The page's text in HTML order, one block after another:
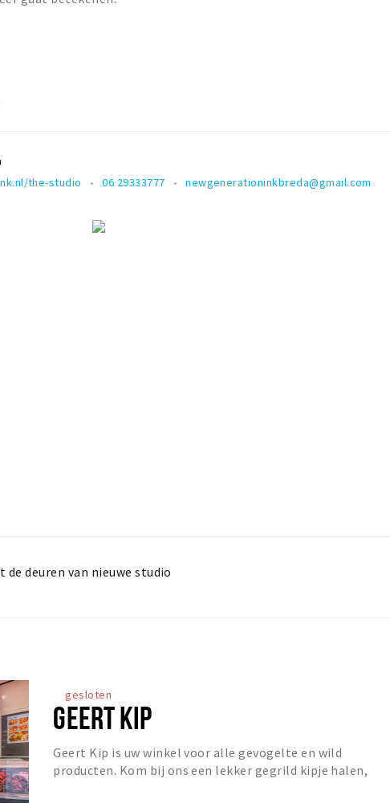
the-studio
06 29333777 newgenerationinkbreda@gmail.com
deuren van nieuwe studio
gesloten
GEERT KIP
Geert Kip is uw winkel voor alle gevogelte en wild
producten. Kom bij ons een lekker gegrild kipje halen,